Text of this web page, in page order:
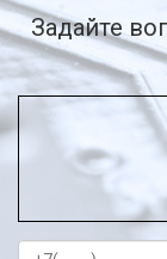
Задайте